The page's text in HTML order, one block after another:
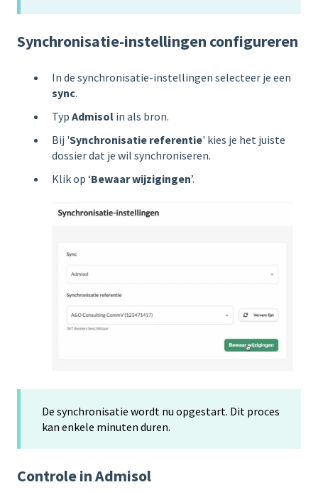
Synchronisatie-instellingen configureren
In de synchronisatie-instellingen selecteer je een
sync.
Typ Admisol in als bron.
Bij 'Synchronisatie referentie' kies je het juiste
dossier dat je wil synchroniseren.
Klik op ‘Bewaar wijzigingen’.
De synchronisatie wordt nu opgestart. Dit proces
kan enkele minuten duren.
Controle in Admisol